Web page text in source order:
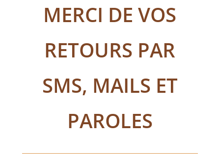
MERCI DE VOS
RETOURS PAR
SMS, MAILS ET
PAROLES